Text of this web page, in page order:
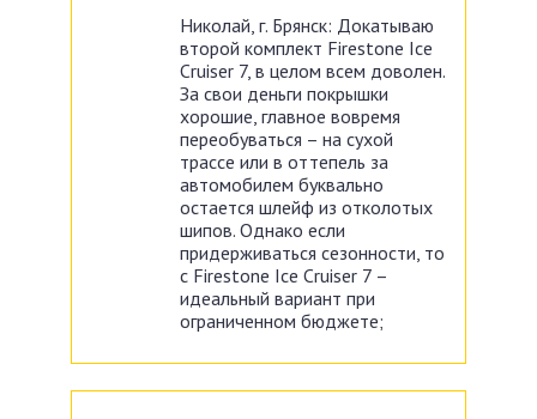
Николай, г. Брянск: Докатываю
второй комплект Firestone Ice
Cruiser 7, в целом всем доволен.
За свои деньги покрышки
хорошие, главное вовремя
переобуваться – на сухой
трассе или в оттепель за
автомобилем буквально
остается шлейф из отколотых
шипов. Однако если
придерживаться сезонности, то
с Firestone Ice Cruiser 7 –
идеальный вариант при
ограниченном бюджете;